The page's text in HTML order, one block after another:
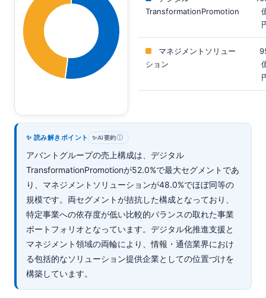
TransformationPromotion
マネジメントソリュー
ション
✨ 読み解きポイント ✨AI要約ⓘ
アバントグループの売上構成は、デジタル
TransformationPromotionが52.0%で最大セグメントであ
り、マネジメントソリューションが48.0%でほぼ同等の
規模です。両セグメントが拮抗した構成となっており、
特定事業への依存度が低い比較的バランスの取れた事業
ポートフォリオとなっています。デジタル化推進支援と
マネジメント領域の両輪により、情報・通信業界におけ
る包括的なソリューション提供企業としての位置づけを
構築しています。